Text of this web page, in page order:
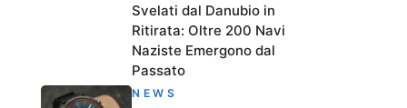
Svelati dal Danubio in
Ritirata: Oltre 200 Navi
Naziste Emergono dal
Passato
NEWS